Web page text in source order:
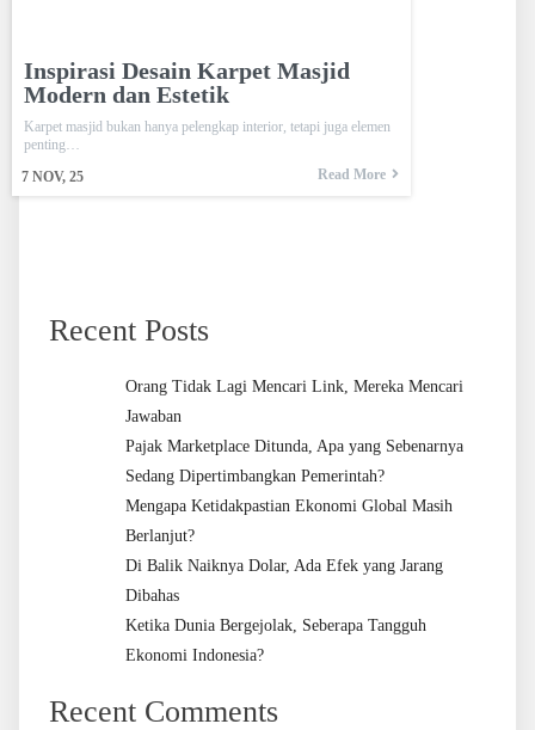
Inspirasi Desain Karpet Masjid
Modern dan Estetik
7 NOV, 25
Karpet masjid bukan hanya pelengkap interior, tetapi juga elemen
penting…
Read More
Recent Posts
Orang Tidak Lagi Mencari Link, Mereka Mencari
Jawaban
Pajak Marketplace Ditunda, Apa yang Sebenarnya
Sedang Dipertimbangkan Pemerintah?
Mengapa Ketidakpastian Ekonomi Global Masih
Berlanjut?
Di Balik Naiknya Dolar, Ada Efek yang Jarang
Dibahas
Ketika Dunia Bergejolak, Seberapa Tangguh
Ekonomi Indonesia?
Recent Comments